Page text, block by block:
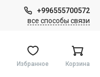
+996555700572
все способы связи
Избранное Корзина